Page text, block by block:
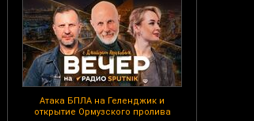
Атака БПЛА на Геленджик и
открытие Ормузского пролива